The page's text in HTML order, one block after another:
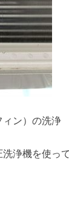
ィン）の洗浄
浄機を使っ